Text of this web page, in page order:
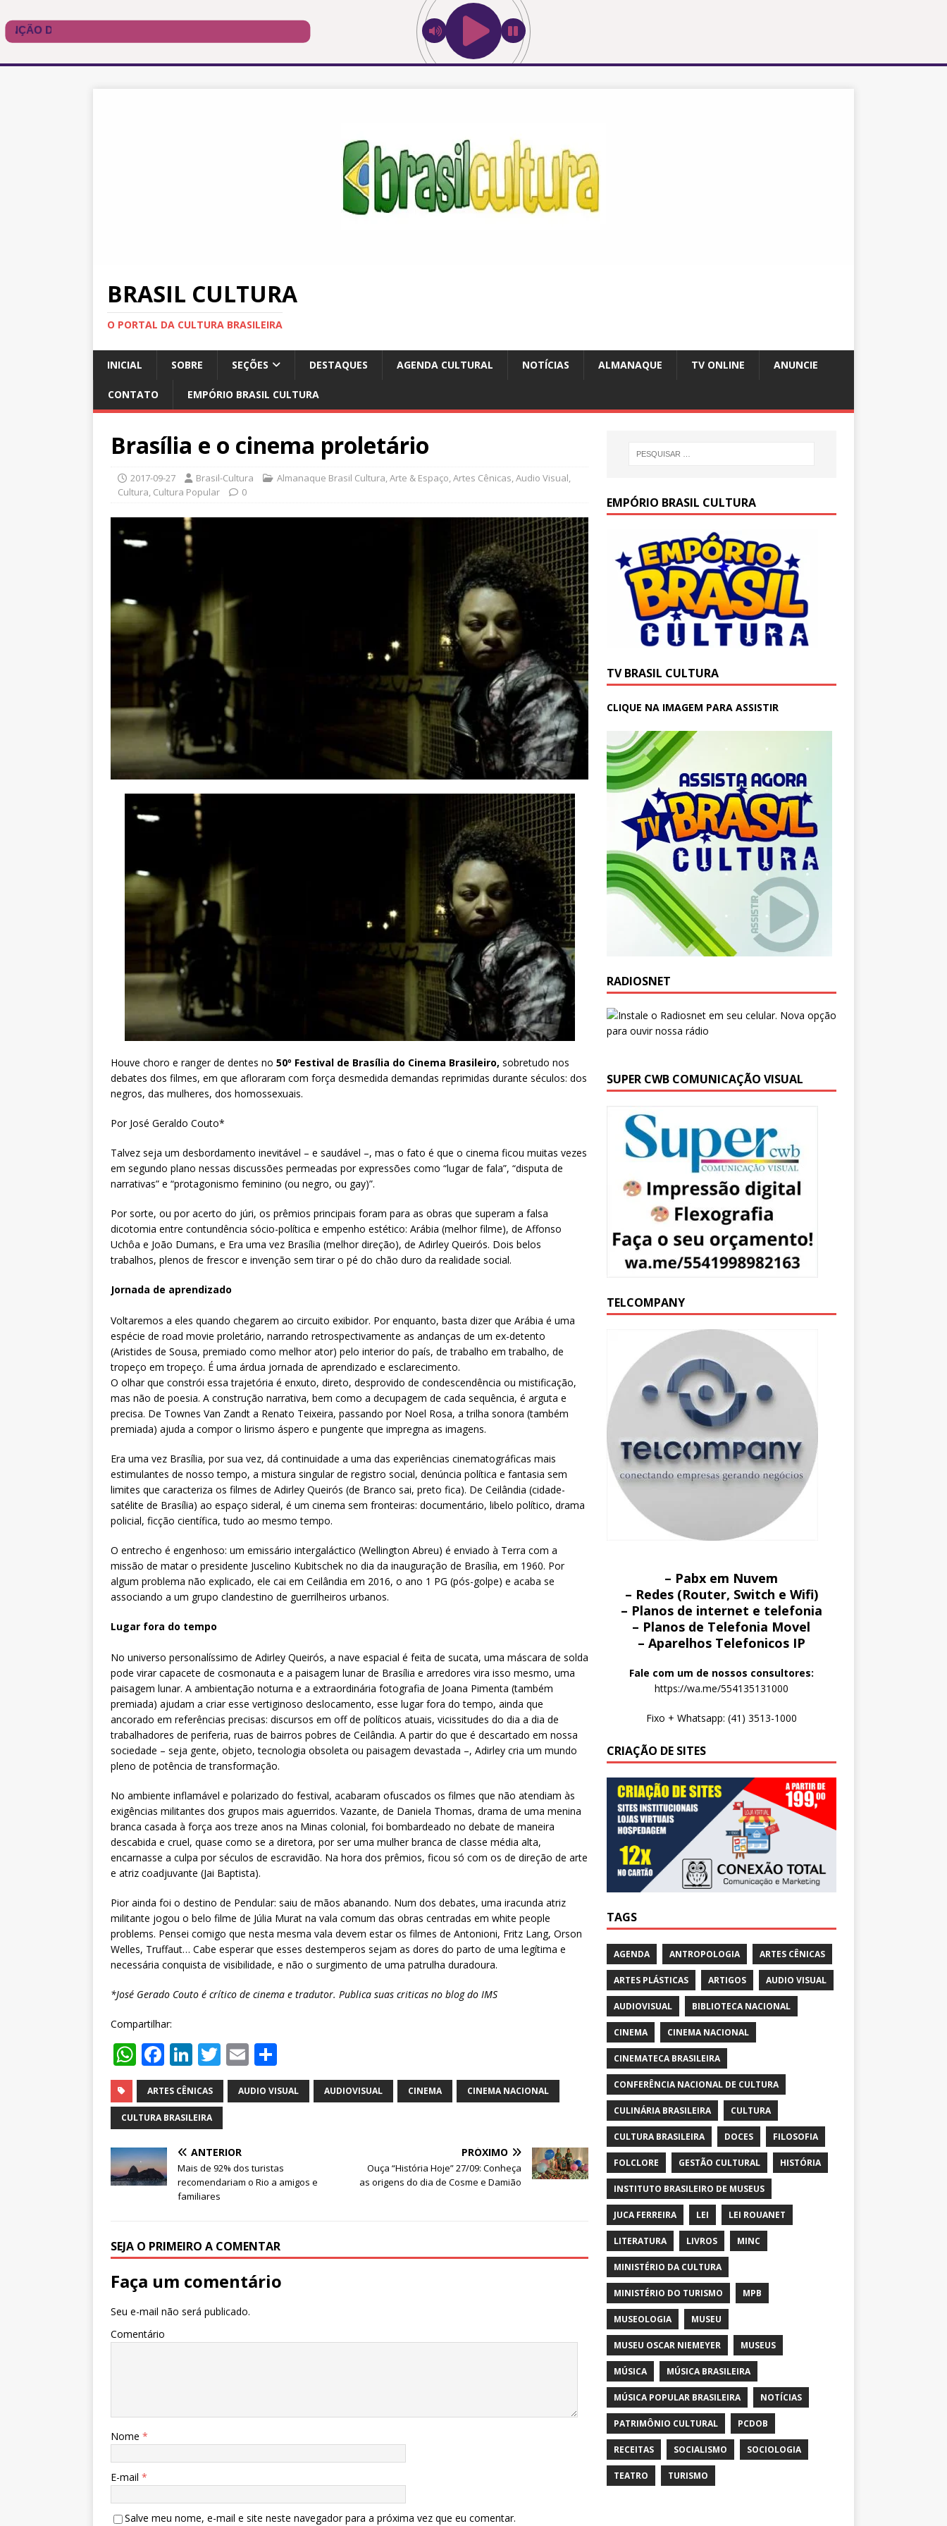
BRASIL CULTURA
O PORTAL DA CULTURA BRASILEIRA
INICIAL SOBRE SEÇÕES DESTAQUES AGENDA CULTURAL NOTÍCIAS ALMANAQUE TV ONLINE ANUNCIE
CONTATO EMPÓRIO BRASIL CULTURA
Brasília e o cinema proletário
2017-09-27 Brasil-Cultura Almanaque Brasil Cultura,Arte & Espaço,Artes Cênicas,Audio Visual,
Cultura, Cultura Popular 0
Houve choro e ranger de dentes no 50º Festival de Brasília do Cinema Brasileiro, sobretudo nos
debates dos filmes, em que afloraram com força desmedida demandas reprimidas durante séculos: dos
negros, das mulheres, dos homossexuais.
Por José Geraldo Couto*
Talvez seja um desbordamento inevitável – e saudável –, mas o fato é que o cinema ficou muitas vezes
em segundo plano nessas discussões permeadas por expressões como “lugar de fala”, “disputa de
narrativas” e “protagonismo feminino (ou negro, ou gay)”.
Por sorte, ou por acerto do júri, os prêmios principais foram para as obras que superam a falsa
dicotomia entre contundência sócio-política e empenho estético: Arábia (melhor filme), de Affonso
Uchôa e João Dumans, e Era uma vez Brasília (melhor direção), de Adirley Queirós. Dois belos
trabalhos, plenos de frescor e invenção sem tirar o pé do chão duro da realidade social.
Jornada de aprendizado
Voltaremos a eles quando chegarem ao circuito exibidor. Por enquanto, basta dizer que Arábia é uma
espécie de road movie proletário, narrando retrospectivamente as andanças de um ex-detento
(Aristides de Sousa, premiado como melhor ator) pelo interior do país, de trabalho em trabalho, de
tropeço em tropeço. É uma árdua jornada de aprendizado e esclarecimento.
O olhar que constrói essa trajetória é enxuto, direto, desprovido de condescendência ou mistificação,
mas não de poesia. A construção narrativa, bem como a decupagem de cada sequência, é arguta e
precisa. De Townes Van Zandt a Renato Teixeira, passando por Noel Rosa, a trilha sonora (também
premiada) ajuda a compor o lirismo áspero e pungente que impregna as imagens.
Era uma vez Brasília, por sua vez, dá continuidade a uma das experiências cinematográficas mais
estimulantes de nosso tempo, a mistura singular de registro social, denúncia política e fantasia sem
limites que caracteriza os filmes de Adirley Queirós (de Branco sai, preto fica). De Ceilândia (cidade-
satélite de Brasília) ao espaço sideral, é um cinema sem fronteiras: documentário, libelo político, drama
policial, ficção científica, tudo ao mesmo tempo.
O entrecho é engenhoso: um emissário intergaláctico (Wellington Abreu) é enviado à Terra com a
missão de matar o presidente Juscelino Kubitschek no dia da inauguração de Brasília, em 1960. Por
algum problema não explicado, ele cai em Ceilândia em 2016, o ano 1 PG (pós-golpe) e acaba se
associando a um grupo clandestino de guerrilheiros urbanos.
Lugar fora do tempo
No universo personalíssimo de Adirley Queirós, a nave espacial é feita de sucata, uma máscara de solda
pode virar capacete de cosmonauta e a paisagem lunar de Brasília e arredores vira isso mesmo, uma
paisagem lunar. A ambientação noturna e a extraordinária fotografia de Joana Pimenta (também
premiada) ajudam a criar esse vertiginoso deslocamento, esse lugar fora do tempo, ainda que
ancorado em referências precisas: discursos em off de políticos atuais, vicissitudes do dia a dia de
trabalhadores de periferia, ruas de bairros pobres de Ceilândia. A partir do que é descartado em nossa
sociedade – seja gente, objeto, tecnologia obsoleta ou paisagem devastada –, Adirley cria um mundo
pleno de potência de transformação.
No ambiente inflamável e polarizado do festival, acabaram ofuscados os filmes que não atendiam às
exigências militantes dos grupos mais aguerridos. Vazante, de Daniela Thomas, drama de uma menina
branca casada à força aos treze anos na Minas colonial, foi bombardeado no debate de maneira
descabida e cruel, quase como se a diretora, por ser uma mulher branca de classe média alta,
encarnasse a culpa por séculos de escravidão. Na hora dos prêmios, ficou só com os de direção de arte
e atriz coadjuvante (Jai Baptista).
Pior ainda foi o destino de Pendular: saiu de mãos abanando. Num dos debates, uma iracunda atriz
militante jogou o belo filme de Júlia Murat na vala comum das obras centradas em white people
problems. Pensei comigo que nesta mesma vala devem estar os filmes de Antonioni, Fritz Lang, Orson
Welles, Truffaut… Cabe esperar que esses destemperos sejam as dores do parto de uma legítima e
necessária conquista de visibilidade, e não o surgimento de uma patrulha duradoura.
*José Gerado Couto é crítico de cinema e tradutor. Publica suas criticas no blog do IMS
Compartilhar:
W
h
at
s
A
p
p
F
a
c
e
b
o
o
Li
n
k
e
dI
n
T
w
it
te
r
E
m
ai
h
ar
ARTES CÊNICAS AUDIO VISUAL AUDIOVISUAL CINEMA CINEMA NACIONAL
CULTURA BRASILEIRA
ANTERIOR
Mais de 92% dos turistas
recomendariam o Rio a amigos e
familiares
PRÓXIMO
Ouça “História Hoje” 27/09: Conheça
as origens do dia de Cosme e Damião
SEJA O PRIMEIRO A COMENTAR
Faça um comentário
Seu e-mail não será publicado.
Comentário
Nome *
E-mail *
Salve meu nome, e-mail e site neste navegador para a próxima vez que eu comentar.
EMPÓRIO BRASIL CULTURA
TV BRASIL CULTURA
CLIQUE NA IMAGEM PARA ASSISTIR
RADIOSNET
SUPER CWB COMUNICAÇÃO VISUAL
TELCOMPANY
– Pabx em Nuvem
– Redes (Router, Switch e Wifi)
– Planos de internet e telefonia
– Planos de Telefonia Movel
– Aparelhos Telefonicos IP
Fale com um de nossos consultores:
https://wa.me/554135131000
Fixo + Whatsapp: (41) 3513-1000
CRIAÇÃO DE SITES
TAGS
AGENDA ANTROPOLOGIA ARTES CÊNICAS
ARTES PLÁSTICAS ARTIGOS AUDIO VISUAL
AUDIOVISUAL BIBLIOTECA NACIONAL
CINEMA CINEMA NACIONAL
CINEMATECA BRASILEIRA
CONFERÊNCIA NACIONAL DE CULTURA
CULINÁRIA BRASILEIRA CULTURA
CULTURA BRASILEIRA DOCES FILOSOFIA
FOLCLORE GESTÃO CULTURAL HISTÓRIA
INSTITUTO BRASILEIRO DE MUSEUS
JUCA FERREIRA LEI LEI ROUANET
LITERATURA LIVROS MINC
MINISTÉRIO DA CULTURA
MINISTÉRIO DO TURISMO MPB
MUSEOLOGIA MUSEU
MUSEU OSCAR NIEMEYER MUSEUS
MÚSICA MÚSICA BRASILEIRA
MÚSICA POPULAR BRASILEIRA NOTÍCIAS
PATRIMÔNIO CULTURAL PCDOB
RECEITAS SOCIALISMO SOCIOLOGIA
TEATRO TURISMO